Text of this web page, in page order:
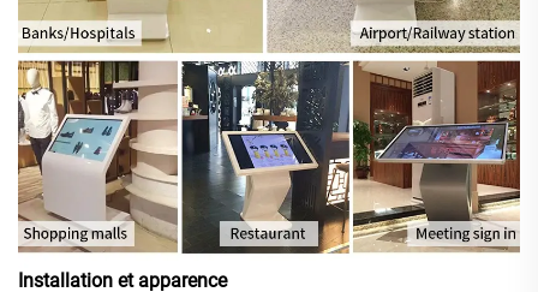
Installation et apparence